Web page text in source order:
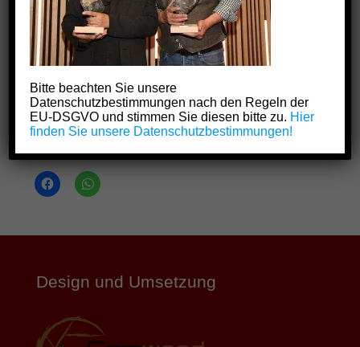
Teilen mit:
Design und Umsetzung
Bitte beachten Sie unsere
Datenschutzbestimmungen nach den Regeln der
EU-DSGVO und stimmen Sie diesen bitte zu. Hier
finden Sie unsere Datenschutzbestimmungen!